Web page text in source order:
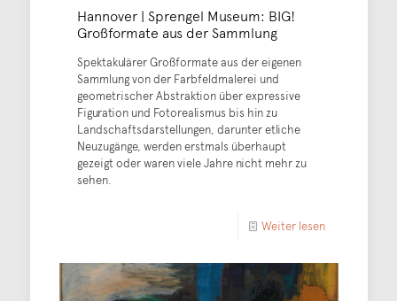
Hannover | Sprengel Museum: BIG!
Großformate aus der Sammlung
Spektakulärer Großformate aus der eigenen
Sammlung von der Farbfeldmalerei und
geometrischer Abstraktion über expressive
Figuration und Fotorealismus bis hin zu
Landschaftsdarstellungen, darunter etliche
Neuzugänge, werden erstmals überhaupt
gezeigt oder waren viele Jahre nicht mehr zu
sehen.
Weiter lesen